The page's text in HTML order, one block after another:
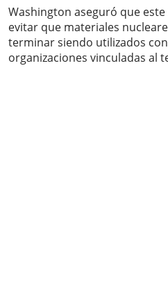
Washington aseguró que
evitar que materiales
terminar siendo utilizados
organizaciones vinculadas al